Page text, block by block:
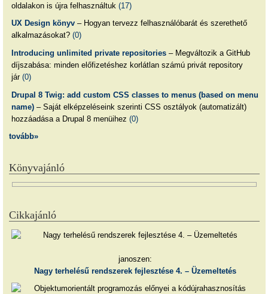
oldalakon is újra felhasználtuk (17)
UX Design könyv– Hogyan tervezz felhasználóbarát és szerethető
alkalmazásokat? (0)
Introducing unlimited private repositories– Megváltozik a GitHub
díjszabása: minden előfizetéshez korlátlan számú privát repository
jár (0)
Drupal 8 Twig: add custom CSS classes to menus (based on menu
name)– Saját elképzeléseink szerinti CSS osztályok (automatizált)
hozzáadása a Drupal 8 menüihez (0)
tovább»
Könyvajánló
Cikkajánló
janoszen:
Nagy terhelésű rendszerek fejlesztése 4. – Üzemeltetés